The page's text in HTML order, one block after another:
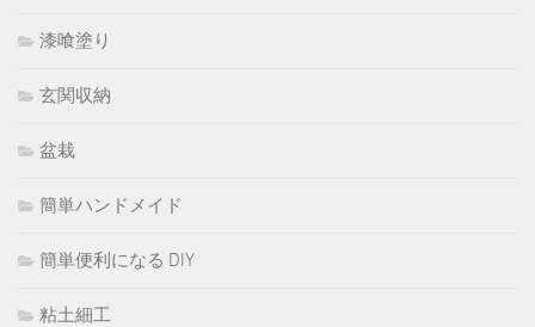
漆喰塗り
玄関収納
盆栽
簡単ハンドメイド
簡単便利になる DIY
粘土細工